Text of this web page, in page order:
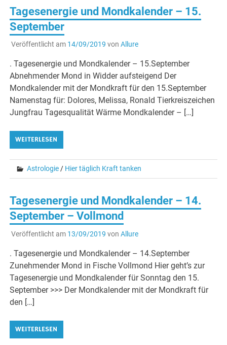
Tagesenergie und Mondkalender – 15.
September
Veröffentlicht am 14/09/2019 von Allure
. Tagesenergie und Mondkalender – 15.September
Abnehmender Mond in Widder aufsteigend Der
Mondkalender mit der Mondkraft für den 15.September
Namenstag für: Dolores, Melissa, Ronald Tierkreiszeichen
Jungfrau Tagesqualität Wärme Mondkalender – […]
WEITERLESEN
Astrologie/ Hier täglich Kraft tanken
Tagesenergie und Mondkalender – 14.
September – Vollmond
Veröffentlicht am 13/09/2019 von Allure
. Tagesenergie und Mondkalender – 14.September
Zunehmender Mond in Fische Vollmond Hier geht’s zur
Tagesenergie und Mondkalender für Sonntag den 15.
September >>> Der Mondkalender mit der Mondkraft für
den […]
WEITERLESEN